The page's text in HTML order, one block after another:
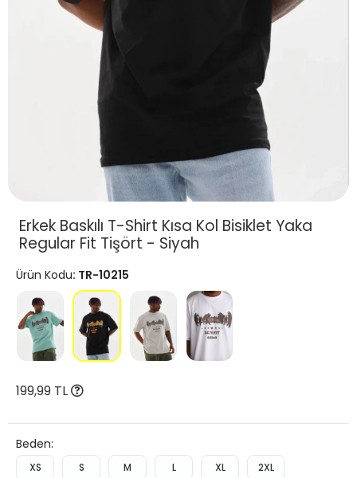
Erkek Baskılı T-Shirt Kısa Kol Bisiklet Yaka
Regular Fit Tişört - Siyah
Ürün Kodu: TR-10215
199,99 TL
Beden:
XS S M L XL 2XL